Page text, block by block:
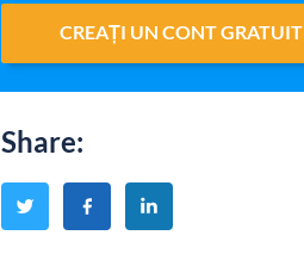
CREAȚI UN CONT GRATUIT
Share: